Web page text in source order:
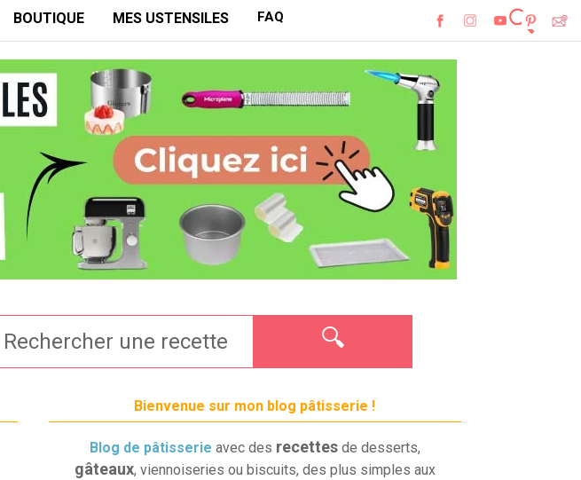
BOUTIQUE MES USTENSILES FAQ
🔍
Bienvenue sur mon blog pâtisserie !
Blog de pâtisserie avec des recettes de desserts,
gâteaux, viennoiseries ou biscuits, des plus simples aux